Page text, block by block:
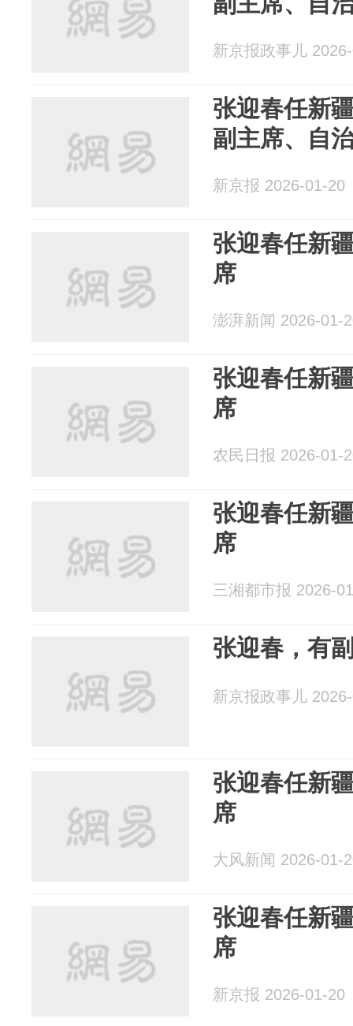
新京报政事儿
张迎春任新
副主席、自
新京报 2026-01-20
张迎春任新
席
澎湃新闻 2026-01-
张迎春任新
席
农民日报 2026-01-
张迎春任新
席
三湘都市报 2026-
张迎春，有
新京报政事儿
张迎春任新
席
大风新闻 2026-01-
张迎春任新
席
新京报 2026-01-20